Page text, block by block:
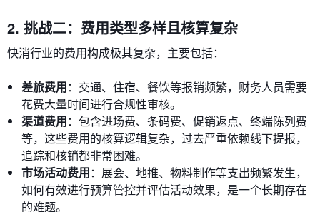
2. 挑战二：费用类型多样且核算复杂
快消行业的费用构成极其复杂，主要包括：
差旅费用：交通、住宿、餐饮等报销频繁，财务人员需要
花费大量时间进行合规性审核。
渠道费用：包含进场费、条码费、促销返点、终端陈列费
等，这些费用的核算逻辑复杂，过去严重依赖线下提报，
追踪和核销都非常困难。
市场活动费用：展会、地推、物料制作等支出频繁发生，
如何有效进行预算管控并评估活动效果，是一个长期存在
的难题。